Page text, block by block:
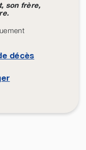
son frère,
décès